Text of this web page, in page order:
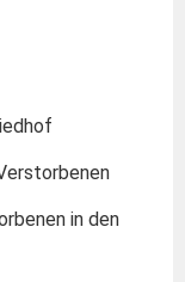
in den